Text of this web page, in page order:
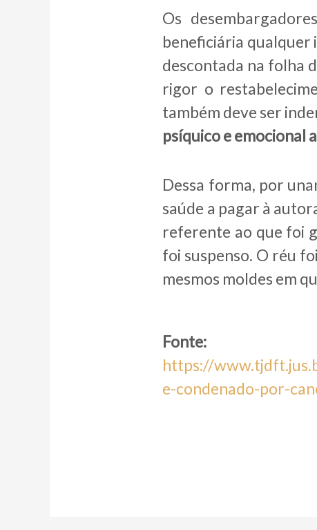
Os
beneficiária qualquer
descontada na folha
rigor o
também deve ser
psíquico e emocional
Dessa forma, por
saúde a pagar à
referente ao que foi
foi suspenso. O réu
mesmos moldes em
Fonte:
https://
e-condenado-por-